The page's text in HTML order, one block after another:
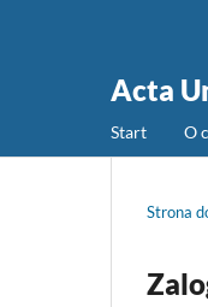
Acta
Start O
Strona